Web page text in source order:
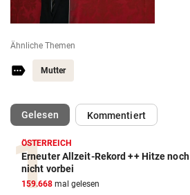
Ähnliche Themen
Mutter
Gelesen(ausgewählt)Kommentiert
ÖSTERREICH
Erneuter Allzeit-Rekord ++ Hitze noch
nicht vorbei
159.668 mal gelesen